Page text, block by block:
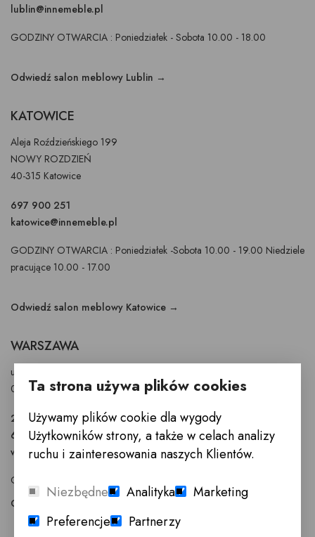
lublin@innemeble.pl
GODZINY OTWARCIA : Poniedziałek - Sobota 10.00 - 18.00
Odwiedź salon meblowy Lublin →
KATOWICE
Aleja Roździeńskiego 199
NOWY ROZDZIEŃ
40-315 Katowice
697 900 251
katowice@innemeble.pl
GODZINY OTWARCIA : Poniedziałek -Sobota 10.00 - 19.00 Niedziele
pracujące 10.00 - 17.00
Odwiedź salon meblowy Katowice →
WARSZAWA
ul. Puławska 326 - budynek Enel-Med
02-819 Warszawa
22 855 40 97
601 777 299
warszawa@innemeble.pl
GODZINY OTWARCIA : Poniedziałek -Sobota 10.00 - 18.00
Odwiedź salon meblowy Warszawa →
Ta strona używa plików cookies
Używamy plików cookie dla wygody
Użytkowników strony, a także w celach analizy
ruchu i zainteresowania naszych Klientów.
Niezbędne Analityka
Marketing
Preferencje
Partnerzy